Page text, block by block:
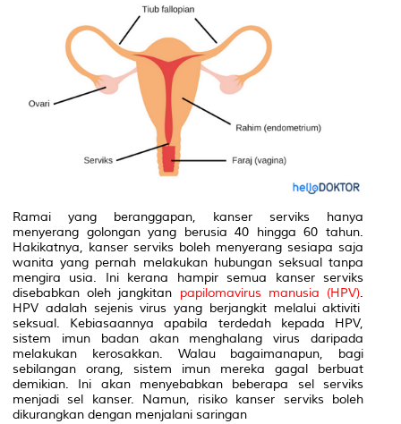
Ramai yang beranggapan, kanser serviks hanya
menyerang golongan yang berusia40 hingga 60 tahun.
Hakikatnya, kanser serviks boleh menyerang sesiapa saja
wanita yang pernah melakukan hubungan seksual tanpa
mengira usia. Ini kerana hampir semua kanser serviks
disebabkan oleh jangkitan papilomavirus manusia (HPV).
HPV adalah sejenis virus yang berjangkit melalui aktiviti
seksual. Kebiasaannya apabila terdedah kepada HPV,
sistem imun badan akan menghalang virus daripada
melakukan kerosakkan. Walau bagaimanapun, bagi
sebilangan orang, sistem imun mereka gagal berbuat
demikian. Ini akan menyebabkan beberapa sel serviks
menjadi sel kanser. Namun, risiko kanser serviks boleh
dikurangkan dengan menjalani saringan